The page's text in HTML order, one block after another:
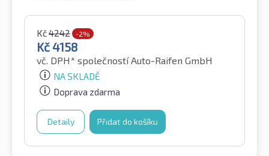
Kč4242 -2%
Kč4158
vč. DPH* společností Auto-Raifen GmbH
NA SKLADĚ
Doprava zdarma
Detaily Přidat do košíku